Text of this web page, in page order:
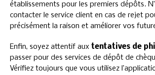
établissements pour les premiers dépôts.
contacter le service client en cas de rejet
précisément la raison et améliorer vos
Enfin, soyez attentif aux tentatives de
passer pour des services de dépôt de
Vérifiez toujours que vous utilisez